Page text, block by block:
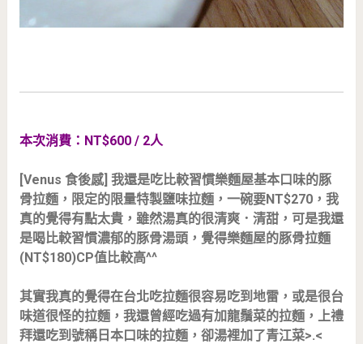
本次消費：NT$600 / 2人
[Venus 食後感] 我還是吃比較習慣樂麵屋基本口味的豚
骨拉麵，限定的限量特製鹽味拉麵，一碗要NT$270，我
真的覺得有點太貴，雖然湯真的很清爽．清甜，可是我還
是喝比較習慣濃郁的豚骨湯頭，覺得樂麵屋的豚骨拉麵
(NT$180)CP值比較高^^
其實我真的覺得在台北吃拉麵很容易吃到地雷，或是很台
味道很怪的拉麵，我還曾經吃過有加龍鬚菜的拉麵，上禮
拜還吃到號稱日本口味的拉麵，卻湯裡加了青江菜>.<